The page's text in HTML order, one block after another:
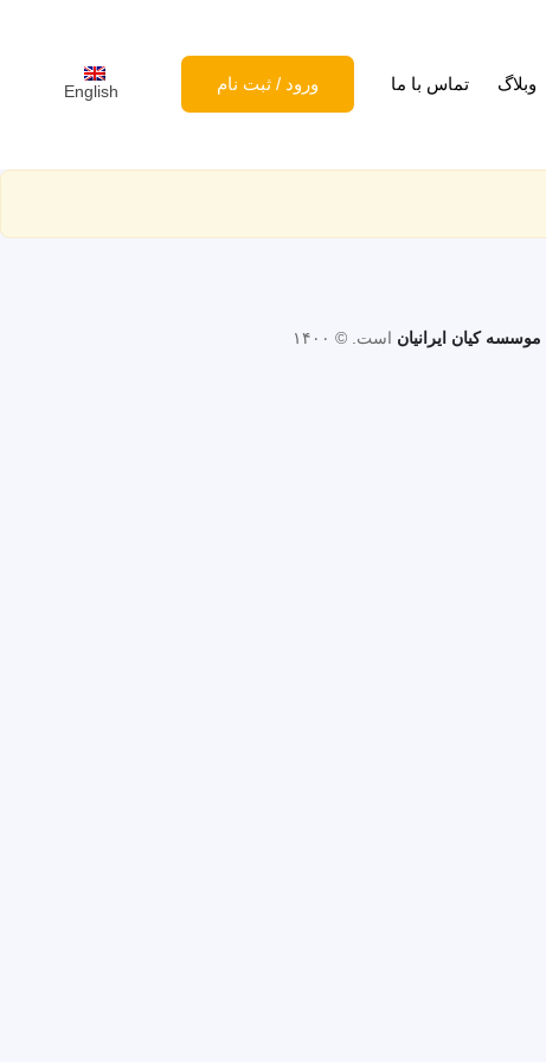
وبلاگ تماس با ما ورود / ثبت نام English
موسسه کیان ایرانیان است. © ۱۴۰۰